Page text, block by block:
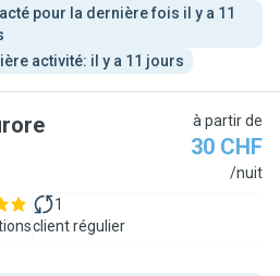
pour la dernière fois il y a 11
activité: il y a 11 jours
à partir de
30 CHF
/nuit
1
client régulier